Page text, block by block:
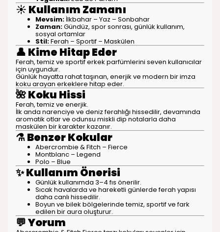
☀️ Kullanım Zamanı
Mevsim: İlkbahar – Yaz – Sonbahar
Zaman:Gündüz, spor sonrası, günlük kullanım,
sosyal ortamlar
Stil:Ferah – Sportif – Maskülen
👤 Kime Hitap Eder
Ferah, temiz ve sportif erkek parfümlerini seven kullanıcılar
için uygundur.
Günlük hayatta rahat taşınan, enerjik ve modern bir imza
koku arayan erkeklere hitap eder.
🌺Koku Hissi
Ferah, temiz ve enerjik.
İlk anda narenciye ve deniz ferahlığı hissedilir, devamında
aromatik otlar ve odunsu miskli dip notalarla daha
maskülen bir karakter kazanır.
⚗️Benzer Kokular
Abercrombie & Fitch – Fierce
Montblanc – Legend
Polo – Blue
✨Kullanım Önerisi
Günlük kullanımda 3–4 fıs önerilir.
Sıcak havalarda ve hareketli günlerde ferah yapısı
daha canlı hissedilir.
Boyun ve bilek bölgelerinde temiz, sportif ve fark
edilen bir aura oluşturur.
💬Yorum